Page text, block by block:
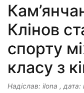
Клінов
спорту
класу з
Надіслав: ilona , дата: